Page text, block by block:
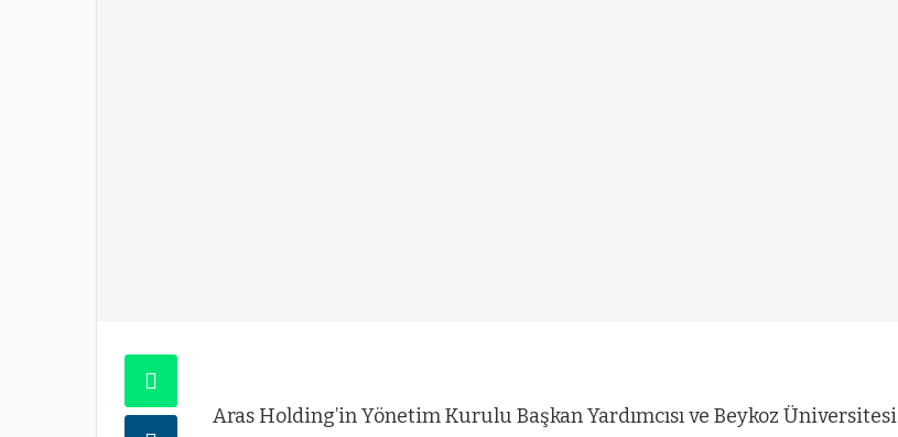
Aras Holding’in Yönetim Kurulu Başkan Yardımcısı ve Beykoz Üniversitesi